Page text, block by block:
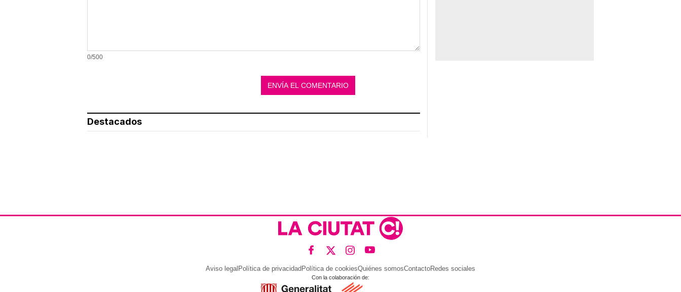
0/500
Destacados
Aviso legalPolítica de privacidadPolítica de cookiesQuiénes somosContactoRedes sociales
Con la colaboración de: